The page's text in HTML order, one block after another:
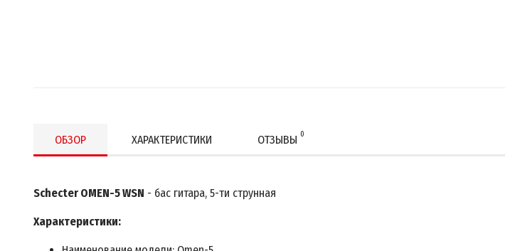
ОБЗОР ХАРАКТЕРИСТИКИ ОТЗЫВЫ 0
Schecter OMEN-5 WSN - бас гитара, 5-ти струнная
Характеристики: